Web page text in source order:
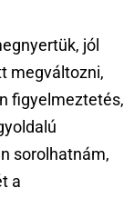
jól
megváltozni,
figyelmeztetés,
sorolhatnám,
a